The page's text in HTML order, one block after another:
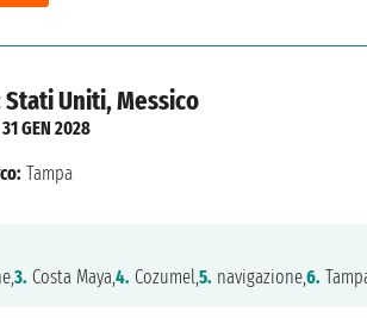
Uniti, Messico
31 GEN 2028
Tampa
3. Costa Maya,4. Cozumel,5. navigazione,6.